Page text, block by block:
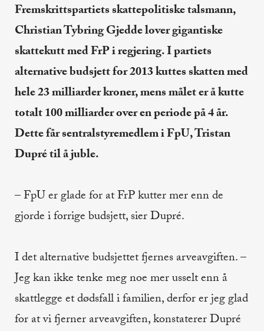
Fremskrittspartiets skattepolitiske talsmann,
Christian Tybring Gjedde lover gigantiske
skattekutt med FrP i regjering. I partiets
alternative budsjett for 2013 kuttes skatten med
hele 23 milliarder kroner, mens målet er å kutte
totalt 100 milliarder over en periode på 4 år.
Dette får sentralstyremedlem i FpU, Tristan
Dupré til å juble.
– FpU er glade for at FrP kutter mer enn de
gjorde i forrige budsjett, sier Dupré.
I det alternative budsjettet fjernes arveavgiften. –
Jeg kan ikke tenke meg noe mer usselt enn å
skattlegge et dødsfall i familien, derfor er jeg glad
for at vi fjerner arveavgiften, konstaterer Dupré